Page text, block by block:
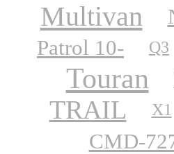
Multivan
Patrol 10- Q3
Touran
TRAIL X1
CMD-